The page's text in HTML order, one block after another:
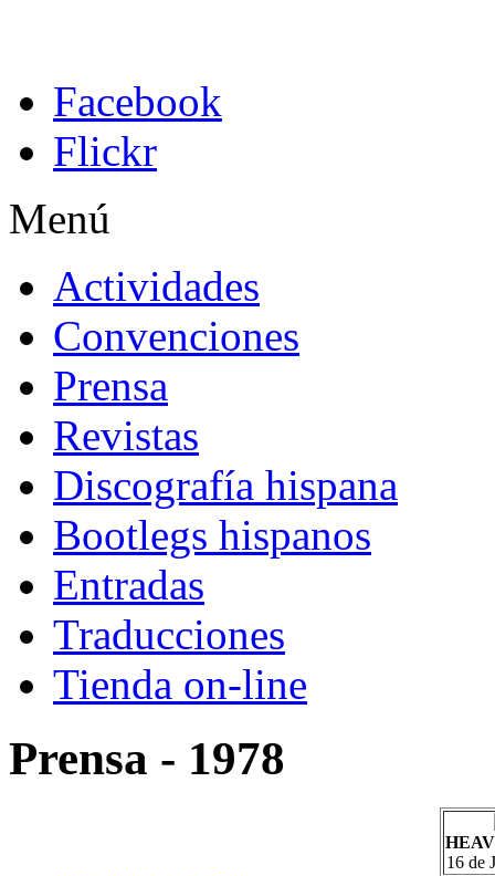
Facebook
Flickr
Menú
Actividades
Convenciones
Prensa
Revistas
Discografía hispana
Bootlegs hispanos
Entradas
Traducciones
Tienda on-line
Prensa - 1978
16 de